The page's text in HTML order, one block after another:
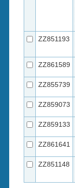
ZZ851193
ZZ861589
ZZ855739
ZZ859073
ZZ859133
ZZ861641
ZZ851148